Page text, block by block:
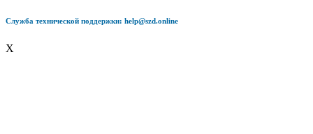
Служба технической поддержки: help@szd.online
X